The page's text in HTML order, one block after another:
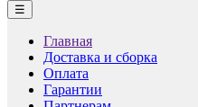
☰
Главная
Доставка и сборка
Оплата
Гарантии